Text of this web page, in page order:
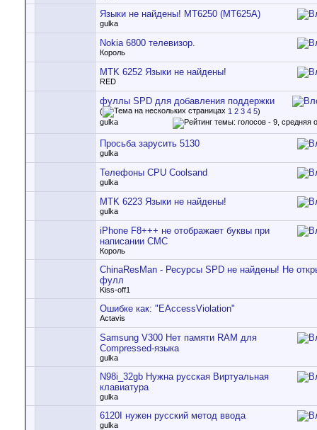
Языки не найдены! MT6250 (MT625A)
gulka
Nokia 6800 телевизор.
Король
MTK 6252 Языки не найдены!
RED
фуллы SPD для добавления поддержки
( 1 2 3 4 5)
gulka
Просьба зарусить 5130
gulka
Телефоны CPU Coolsand
gulka
MTK 6223 Языки не найдены!
gulka
iPhone F8+++ не отображает буквы при
написании СМС
Король
ChinaResMan - Ресурсы SPD не найдены! Не
фулл
Kiss-off1
Ошибке как: "EAccessViolation"
Actavis
Samsung V300 Нет памяти RAM для
Compressed-языка
gulka
N98i_32gb Нужна русская Виртyaльная
клaвиaтyра
gulka
6120I нужен русский метод ввода
gulka